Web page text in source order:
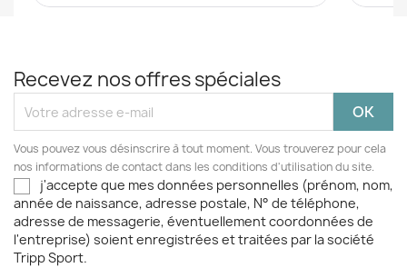
Recevez nos offres spéciales
Vous pouvez vous désinscrire à tout moment. Vous trouverez pour cela
nos informations de contact dans les conditions d'utilisation du site.
j'accepte que mes données personnelles (prénom, nom,
année de naissance, adresse postale, N° de téléphone,
adresse de messagerie, éventuellement coordonnées de
l'entreprise) soient enregistrées et traitées par la société
Tripp Sport.